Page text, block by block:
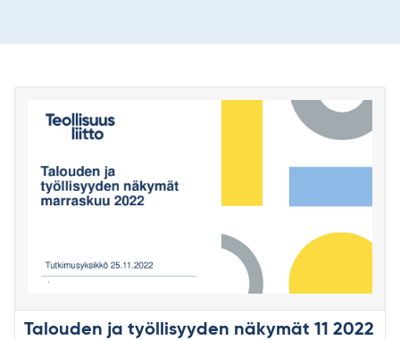
Talouden ja työllisyyden näkymät 11 2022